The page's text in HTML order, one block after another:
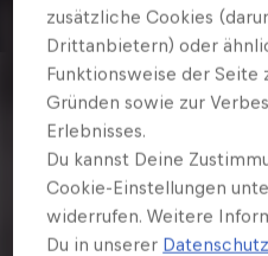
zusätzliche Cookies
Drittanbietern) oder
Funktionsweise der Seite
Gründen sowie zur
Erlebnisses.
Du kannst Deine
Cookie-Einstellungen
widerrufen. Weitere
Du in unserer